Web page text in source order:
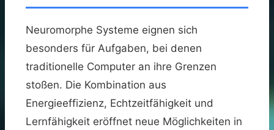
Neuromorphe Systeme eignen sich
besonders für Aufgaben, bei denen
traditionelle Computer an ihre Grenzen
stoßen. Die Kombination aus
Energieeffizienz, Echtzeitfähigkeit und
Lernfähigkeit eröffnet neue Möglichkeiten in